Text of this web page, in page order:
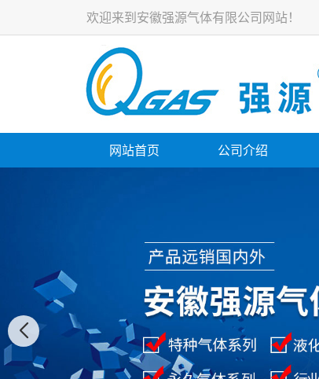
欢迎来到安徽强源气体有限公司网站！
网站首页 公司介绍